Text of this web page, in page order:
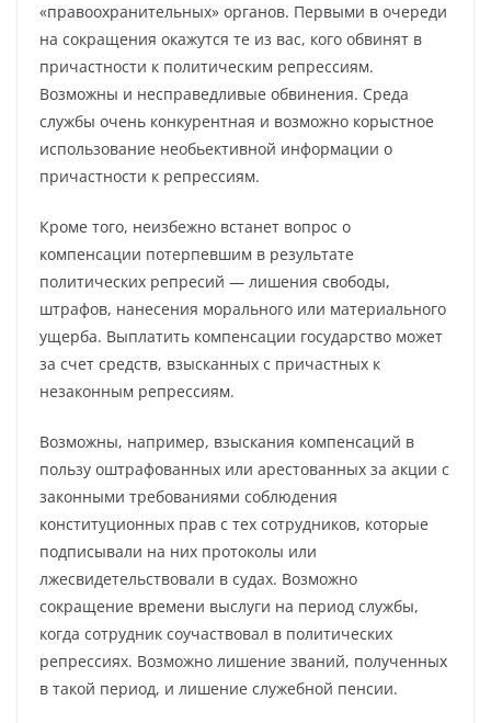
«правоохранительных» органов. Первыми в очереди
на сокращения окажутся те из вас, кого обвинят в
причастности к политическим репрессиям.
Возможны и несправедливые обвинения. Среда
службы очень конкурентная и возможно корыстное
использование необьективной информации о
причастности к репрессиям.
Кроме того, неизбежно встанет вопрос о
компенсации потерпевшим в результате
политических репресий — лишения свободы,
штрафов, нанесения морального или материального
ущерба. Выплатить компенсации государство может
за счет средств, взысканных с причастных к
незаконным репрессиям.
Возможны, например, взыскания компенсаций в
пользу оштрафованных или арестованных за акции с
законными требованиями соблюдения
конституционных прав с тех сотрудников, которые
подписывали на них протоколы или
лжесвидетельствовали в судах. Возможно
сокращение времени выслуги на период службы,
когда сотрудник соучаствовал в политических
репрессиях. Возможно лишение званий, полученных
в такой период, и лишение служебной пенсии.